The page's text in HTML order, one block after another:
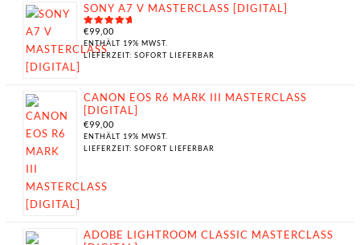
SONY A7 V MASTERCLASS [DIGITAL]
BEWERTET
MIT 5.00
VON 5
€99,00
ENTHÄLT 19% MWST.
LIEFERZEIT: SOFORT LIEFERBAR
CANON EOS R6 MARK III MASTERCLASS
[DIGITAL]
€99,00
ENTHÄLT 19% MWST.
LIEFERZEIT: SOFORT LIEFERBAR
ADOBE LIGHTROOM CLASSIC MASTERCLASS